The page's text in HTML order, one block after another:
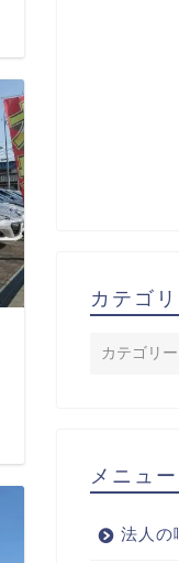
カテゴ
メニュー
法人の